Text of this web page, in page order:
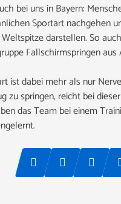
bei uns in Bayern:
Sportart nachgehen
darstellen. So
Fallschirmspringen
ist dabei mehr als nur
zu springen, reicht bei
das Team bei einem